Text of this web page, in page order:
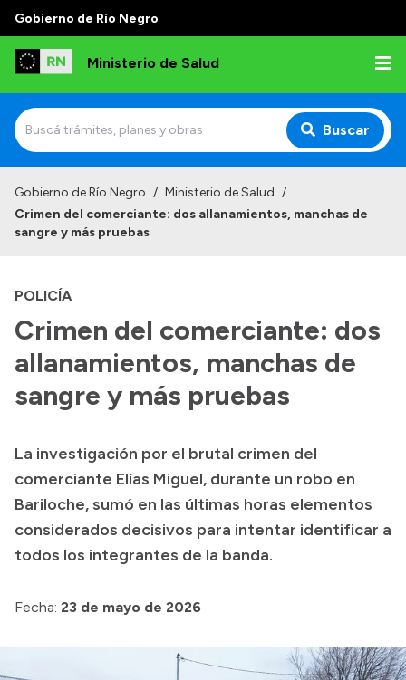
Gobierno de Río Negro
Ministerio de Salud
Buscar
Institucional
Autoridades
Consejos locales
Transparencia
Boletín Oficial
Compras y licitaciones
Consulta de expedientes
Consulta de pago a proveedores
Intranet
Login
Gobierno de Río Negro / Ministerio de Salud /
Crimen del comerciante: dos allanamientos, manchas de
sangre y más pruebas
POLICÍA
Crimen del comerciante: dos
allanamientos, manchas de
sangre y más pruebas
La investigación por el brutal crimen del
comerciante Elías Miguel, durante un robo en
Bariloche, sumó en las últimas horas elementos
considerados decisivos para intentar identificar a
todos los integrantes de la banda.
Fecha: 23 de mayo de 2026